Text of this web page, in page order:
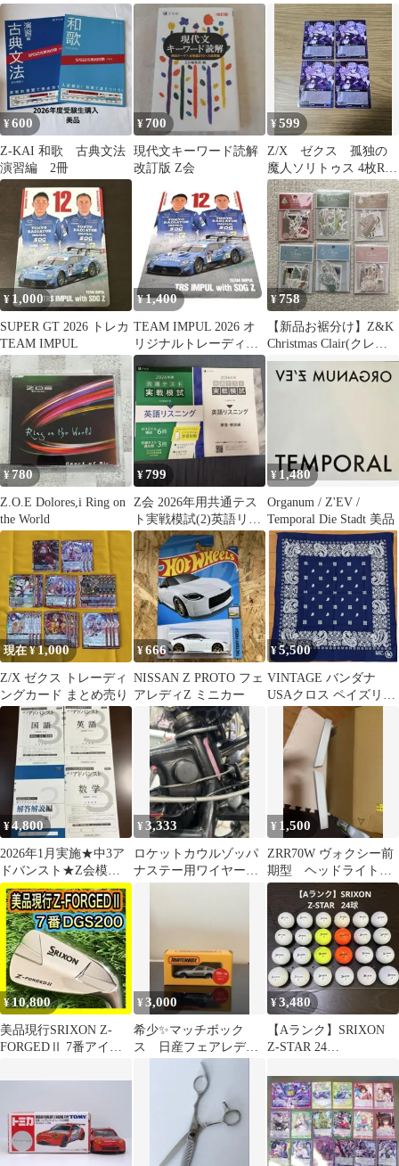
ー付き
ト [Ｚ]
ット
¥600
Z-KAI 和歌 古典文法
演習編 2冊
¥700
現代文キーワード読解
改訂版 Z会
¥599
Z/X ゼクス 孤独の
魔人ソリトゥス 4枚Rセ
ット
¥ 1,000
SUPER GT 2026 トレカ
TEAM IMPUL
¥1,400
TEAM IMPUL 2026 オ
リジナルトレーディン
グカード
¥758
【新品お裾分け】Z&K
Christmas Clair(クレー
ル)シール 60枚
¥780
Z.O.E Dolores,i Ring on
the World
¥799
Z会 2026年用共通テス
ト実戦模試(2)英語リス
ニング
¥1,480
Organum / Z'EV /
Temporal Die Stadt 美品
現在 ¥1,000
Z/X ゼクス トレーディ
ングカード まとめ売り
¥666
NISSAN Z PROTO フェ
アレディZ ミニカー
¥5,500
VINTAGE バンダナ
USAクロス ペイズリー
ジェイアダムス 80s 紺
¥4,800
2026年1月実施★中3ア
ドバンスト★Z会模試
★データ号閲覧可
¥3,333
ロケットカウルゾッパ
ナステー用ワイヤーの
¥ 1,500
ZRR70W ヴォクシー前
期型 ヘッドライトガ
ーニッシュ
¥10,800
美品現行SRIXON Z-
FORGEDⅡ 7番アイア
¥3,000
希少✨マッチボック
ス 日産フェアレディ
300ZX Z31型
¥3,480
【Aランク】SRIXON
Z-STAR 24
（383）